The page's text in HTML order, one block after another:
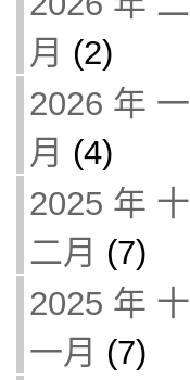
月 (2)
2026 年 一
月 (4)
2025 年 十
二月 (7)
2025 年 十
一月 (7)